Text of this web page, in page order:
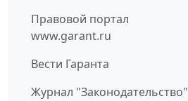
Правовой портал
www.garant.ru
Вести Гаранта
Журнал "Законодательство"